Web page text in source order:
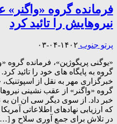
فرمانده گروه
نیروهایش را تائید کرد
پرتو جنوب ۱۴۰۲-۰۴-۰۳
«یوگنی پریگوژین»، فرمانده گروه
گروه به پایگاه های خود را تائید
خبرگزاری مهر به نقل از اسپوتنیک،
گروه «واگنر» از عقب نشینی
خبر داد. از سوی دیگر سی ان ان به
که ارزیابی نهادهای اطلاعاتی
در تلاش برای جمع آوری سلاح و